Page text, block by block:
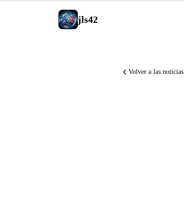
jls42
Volver a las noticias